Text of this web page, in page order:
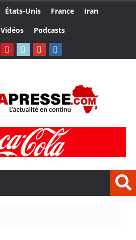
États-Unis France
Iran
Vidéos Podcasts